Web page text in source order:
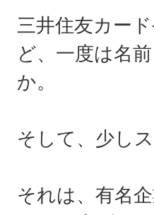
三井住友カー
ど、一度は名
か。
そして、少し
それは、有名